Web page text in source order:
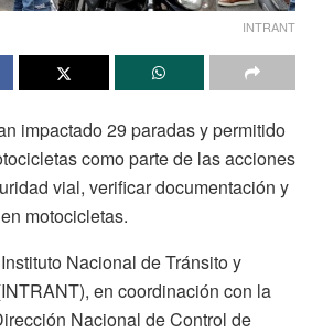
INTRANT
impactado 29 paradas y permitido
como parte de las acciones
vial, verificar documentación y
motocicletas.
Nacional de Tránsito y
en coordinación con la
Nacional de Control de